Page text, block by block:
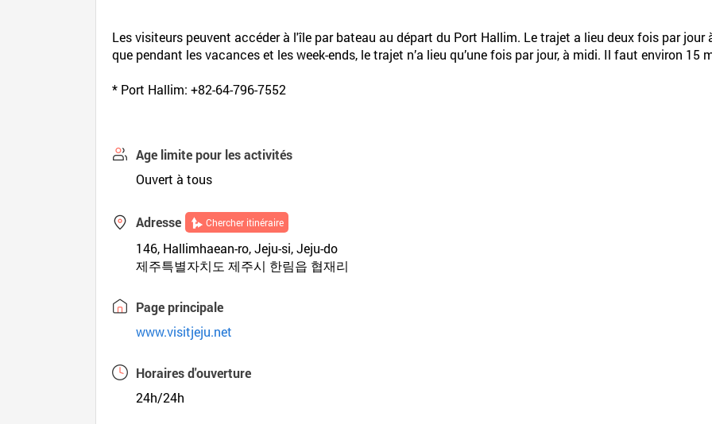
Les visiteurs peuvent accéder à l'île par bateau au départ du Port Hallim. Le trajet a lieu deux fois par
que pendant les vacances et les week-ends, le trajet n’a lieu qu’une fois par jour, à midi. Il faut environ
* Port Hallim: +82-64-796-7552
Age limite pour les activités
Ouvert à tous
Adresse Chercher itinéraire
146, Hallimhaean-ro, Jeju-si, Jeju-do
제주특별자치도 제주시 한림읍 협재리
Page principale
www.visitjeju.net
Horaires d'ouverture
24h/24h